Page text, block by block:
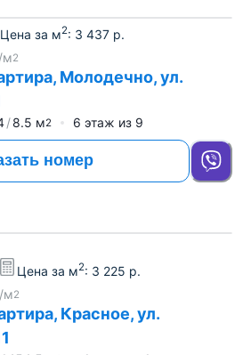
Цена за м2: 3 437 р.
м2
Молодечно, ул.
8.5 м2 6 этаж из 9
номер
Цена за м2: 3 225 р.
м2
Красное, ул.